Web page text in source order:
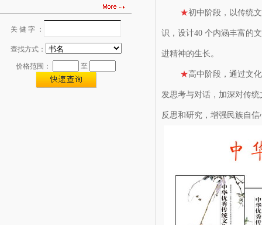
关 健 字 ：
查找方式：
价格范围： 至
★初中阶段，以传统
识，设计40 个内涵丰富的
进精神的生长。
★高中阶段，通过文
发思考与对话，加深对传
反思和研究，增强民族自